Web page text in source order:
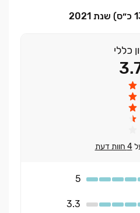
כללי
4 חוות דעת
5
3.3